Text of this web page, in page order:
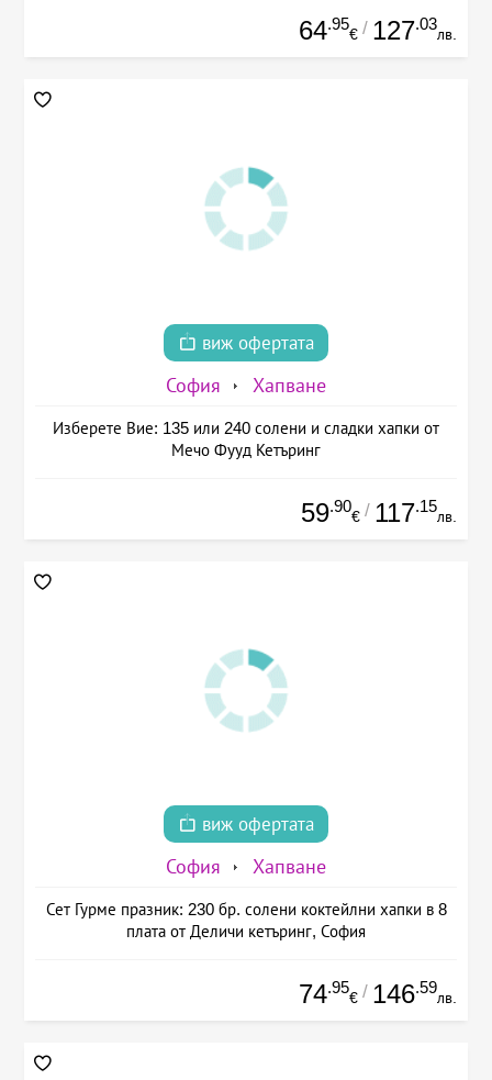
64.95
€ / 127.03
лв.
виж офертата
София Хапване
Изберете Вие: 135 или 240 солени и сладки хапки от
Мечо Фууд Кетъринг
59.90
€ / 117.15
лв.
виж офертата
София Хапване
Сет Гурме празник: 230 бр. солени коктейлни хапки в 8
плата от Деличи кетъринг, София
74.95
€ / 146.59
лв.